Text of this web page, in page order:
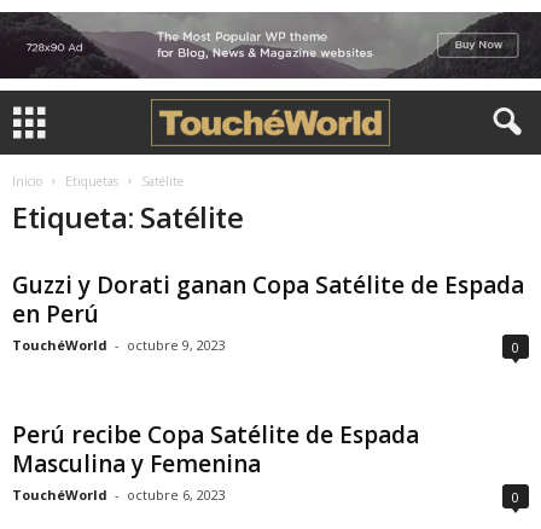
Inicio Etiquetas Satélite
Etiqueta: Satélite
Guzzi y Dorati ganan Copa Satélite de Espada
en Perú
TouchéWorld - octubre 9, 2023 0
Perú recibe Copa Satélite de Espada
Masculina y Femenina
TouchéWorld - octubre 6, 2023 0